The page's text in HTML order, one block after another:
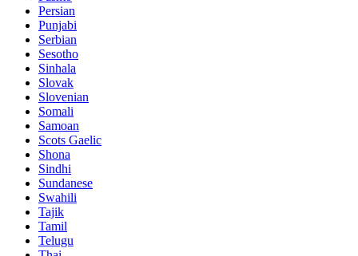
Persian
Punjabi
Serbian
Sesotho
Sinhala
Slovak
Slovenian
Somali
Samoan
Scots Gaelic
Shona
Sindhi
Sundanese
Swahili
Tajik
Tamil
Telugu